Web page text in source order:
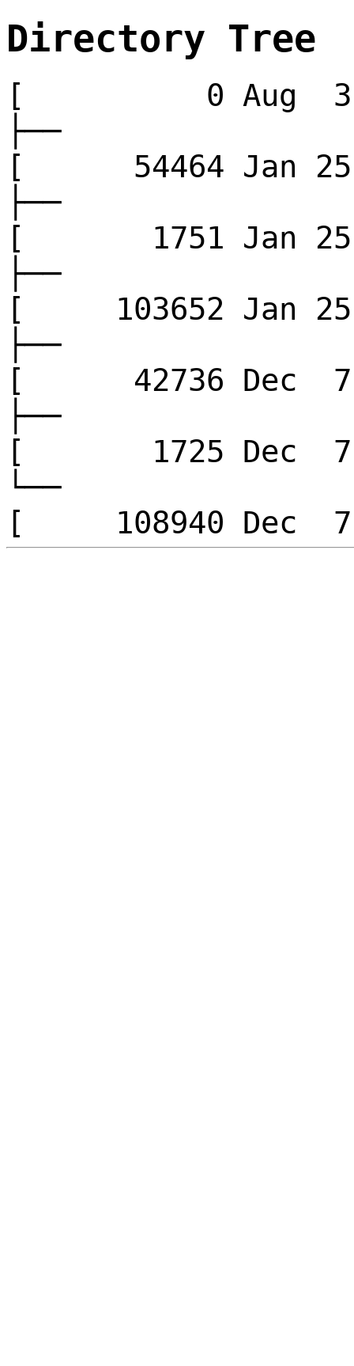
Directory Tree
[ 0 Aug 3
├──
[ 54464 Jan
├──
[ 1751 Jan
├──
[ 103652 Jan
├──
[ 42736 Dec
├──
[ 1725 Dec
└──
[ 108940